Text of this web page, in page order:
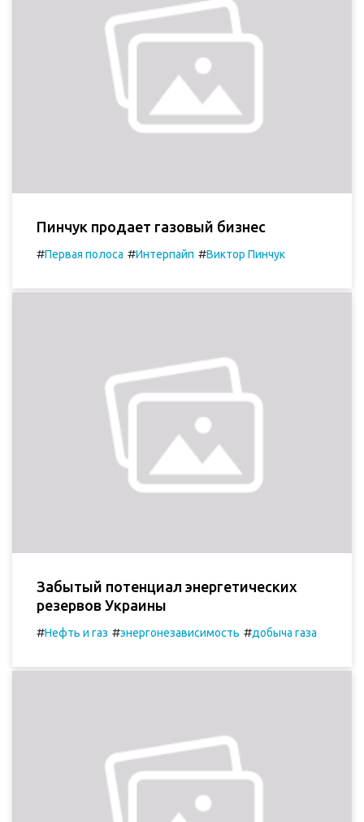
Пинчук продает газовый бизнес
#Первая полоса #Интерпайп #Виктор Пинчук
Забытый потенциал энергетических
резервов Украины
#Нефть и газ #энергонезависимость #добыча газа